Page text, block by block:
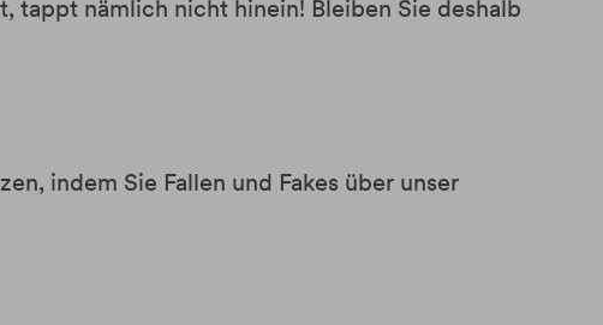
tappt nämlich nicht hinein! Bleiben Sie deshalb
indem Sie Fallen und Fakes über unser